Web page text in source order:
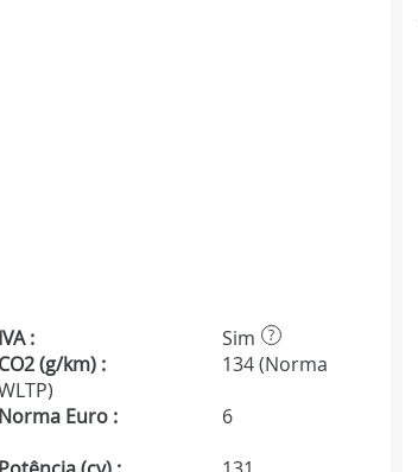
IVA : Sim ?
CO2 (g/km) :
134 (Norma
Norma Euro :
6